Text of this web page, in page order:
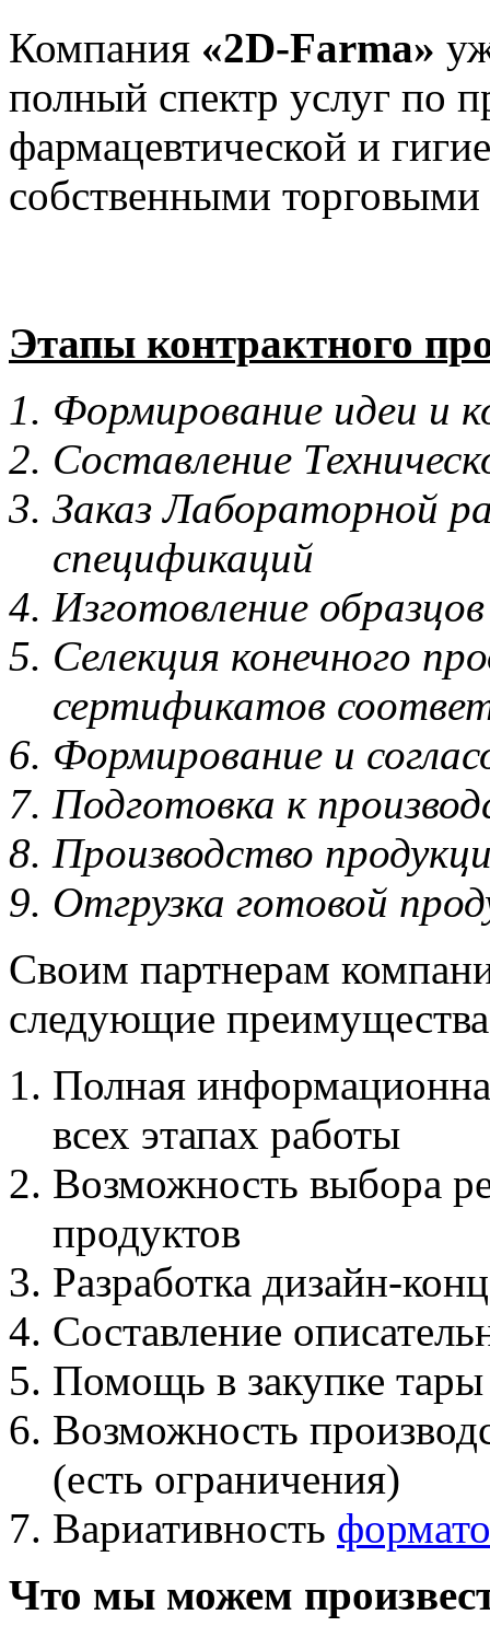
Компания «2D-Farma»
полный спектр услуг по
фармацевтической и
собственными торговыми
Этапы контрактного
Формирование идеи и
Составление
Заказ Лабораторной
спецификаций
Изготовление образцов
Селекция конечного
сертификатов
Формирование и
Подготовка к
Производство
Отгрузка готовой
Своим партнерам
следующие преимущества
Полная
всех этапах работы
Возможность выбора
продуктов
Разработка дизайн-
Составление
Помощь в закупке тары
Возможность
(есть ограничения)
Вариативность
Что мы можем